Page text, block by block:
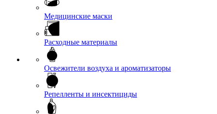
Медицинские маски
Расходные материалы
Освежители воздуха и ароматизаторы
Репелленты и инсектициды